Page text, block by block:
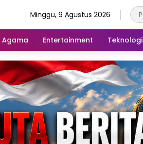
Minggu, 9 Agustus 2026
Agama Entertainment Teknologi